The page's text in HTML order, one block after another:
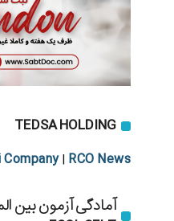
TEDSA HOLDING
Company| RCO News
آمادگی آزمون بین